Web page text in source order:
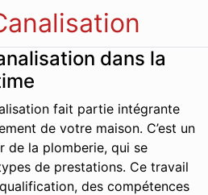
dans la
fait partie intégrante
de votre maison. C’est un
de la plomberie, qui se
de prestations. Ce travail
des compétences